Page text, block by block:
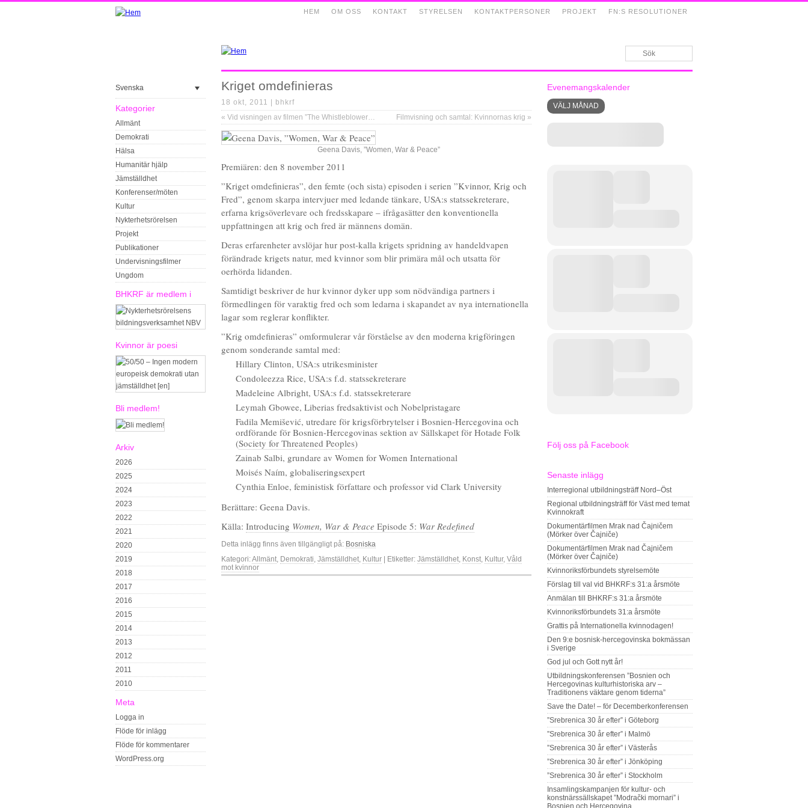
FN:S RESOLUTIONER
PROJEKT
KONTAKTPERSONER
STYRELSEN
KONTAKT
OM OSS
HEM
Svenska
Kategorier
Allmänt
Demokrati
Hälsa
Humanitär hjälp
Jämställdhet
Konferenser/möten
Kultur
Nykterhetsrörelsen
Projekt
Publikationer
Undervisningsfilmer
Ungdom
BHKRF är medlem i
Kvinnor är poesi
Bli medlem!
Arkiv
2026
2025
2024
2023
2022
2021
2020
2019
2018
2017
2016
2015
2014
2013
2012
2011
2010
Meta
Logga in
Flöde för inlägg
Flöde för kommentarer
WordPress.org
Kriget omdefinieras
18 okt, 2011 |
bhkrf
« Vid visningen av filmen ”The Whistleblower” bekräftade Ban Ki-moon nolltolerans mot sexuella övergrepp Filmvisning och samtal: Kvinnornas krig »
Geena Davis, ”Women, War & Peace”
Premiären: den 8 november 2011
”Kriget omdefinieras”, den femte (och sista) episoden i serien ”Kvinnor, Krig och
Fred”, genom skarpa intervjuer med ledande tänkare, USA:s statssekreterare,
erfarna krigsöverlevare och fredsskapare – ifrågasätter den konventionella
uppfattningen att krig och fred är männens domän.
Deras erfarenheter avslöjar hur post-kalla krigets spridning av handeldvapen
förändrade krigets natur, med kvinnor som blir primära mål och utsatta för
oerhörda lidanden.
Samtidigt beskriver de hur kvinnor dyker upp som nödvändiga partners i
förmedlingen för varaktig fred och som ledarna i skapandet av nya internationella
lagar som reglerar konflikter.
”Krig omdefinieras” omformulerar vår förståelse av den moderna krigföringen
genom sonderande samtal med:
Hillary Clinton, USA:s utrikesminister
Condoleezza Rice, USA:s f.d. statssekreterare
Madeleine Albright, USA:s f.d. statssekreterare
Leymah Gbowee, Liberias fredsaktivist och Nobelpristagare
Fadila Memišević, utredare för krigsförbrytelser i Bosnien-Hercegovina och
ordförande för Bosnien-Hercegovinas sektion av Sällskapet för Hotade Folk
(Society for Threatened Peoples)
Zainab Salbi, grundare av Women for Women International
Moisés Naím, globaliseringsexpert
Cynthia Enloe, feministisk författare och professor vid Clark University
Berättare: Geena Davis.
Källa: Introducing Women, War & Peace Episode 5: War Redefined
Detta inlägg finns även tillgängligt på: Bosniska
Kategori:Allmänt, Demokrati, Jämställdhet, Kultur | Etiketter: Jämställdhet, Konst, Kultur, Våld
mot kvinnor
Evenemangskalender
VÄLJ MÅNAD
Följ oss på Facebook
Senaste inlägg
Interregional utbildningsträff Nord–Öst
Regional utbildningsträff för Väst med temat
Kvinnokraft
Dokumentärfilmen Mrak nad Čajničem
(Mörker över Čajniče)
Dokumentärfilmen Mrak nad Čajničem
(Mörker över Čajniče)
Kvinnoriksförbundets styrelsemöte
Förslag till val vid BHKRF:s 31:a årsmöte
Anmälan till BHKRF:s 31:a årsmöte
Kvinnoriksförbundets 31:a årsmöte
Grattis på Internationella kvinnodagen!
Den 9:e bosnisk-hercegovinska bokmässan
i Sverige
God jul och Gott nytt år!
Utbildningskonferensen ”Bosnien och
Hercegovinas kulturhistoriska arv –
Traditionens väktare genom tiderna”
Save the Date! – för Decemberkonferensen
”Srebrenica 30 år efter” i Göteborg
”Srebrenica 30 år efter” i Malmö
”Srebrenica 30 år efter” i Västerås
”Srebrenica 30 år efter” i Jönköping
”Srebrenica 30 år efter” i Stockholm
Insamlingskampanjen för kultur- och
konstnärssällskapet ”Modrački mornari” i
Bosnien och Hercegovina